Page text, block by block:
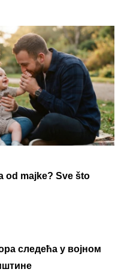
od majke? Sve što
следећа у војном